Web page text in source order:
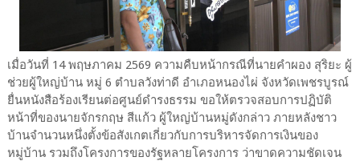
เมื่อวันที่ 14 พฤษภาคม 2569 ความคืบหน้ากรณีที่นายคำผอง สุริยะ ผู้
ช่วยผู้ใหญ่บ้าน หมู่ 6 ตำบลวังท่าดี อำเภอหนองไผ่ จังหวัดเพชรบูรณ์
ยื่นหนังสือร้องเรียนต่อศูนย์ดำรงธรรม ขอให้ตรวจสอบการปฏิบัติ
หน้าที่ของนายจักรกฤษ สีแก้ว ผู้ใหญ่บ้านหมู่ดังกล่าว ภายหลังชาว
บ้านจำนวนหนึ่งตั้งข้อสังเกตเกี่ยวกับการบริหารจัดการเงินของ
หมู่บ้าน รวมถึงโครงการของรัฐหลายโครงการ ว่าขาดความชัดเจน